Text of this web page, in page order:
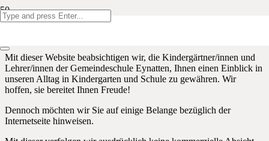
Mit dieser Website beabsichtigen wir, die Kindergärtner/innen und
Lehrer/innen der Gemeindeschule Eynatten, Ihnen einen Einblick in
unseren Alltag in Kindergarten und Schule zu gewähren. Wir
hoffen, sie bereitet Ihnen Freude!
Dennoch möchten wir Sie auf einige Belange bezüglich der
Internetseite hinweisen.